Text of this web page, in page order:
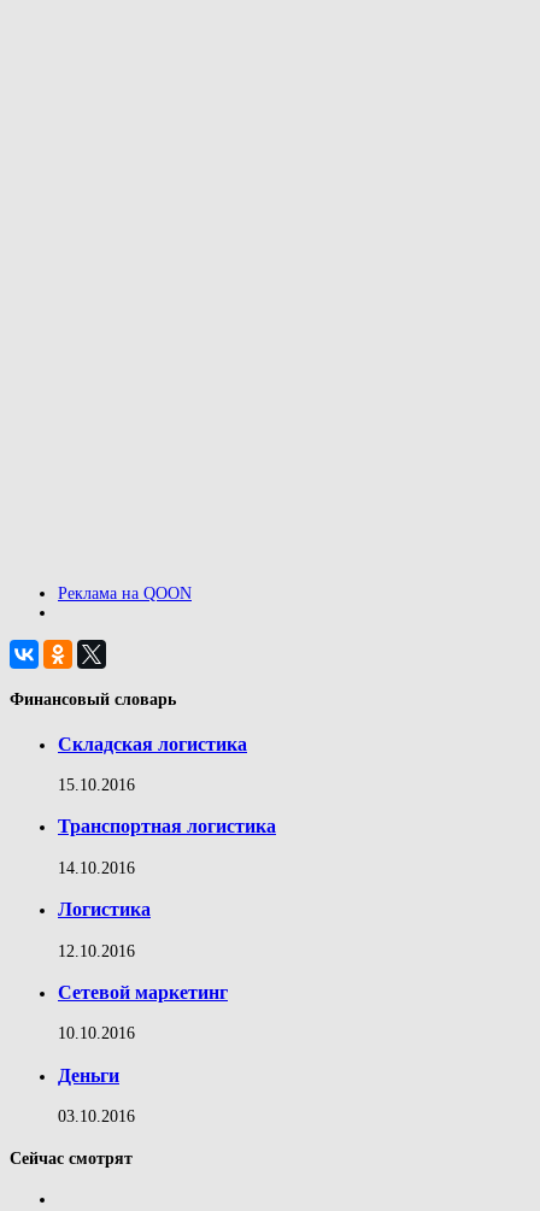
Реклама на QOON
Финансовый словарь
Складская логистика
15.10.2016
Транспортная логистика
14.10.2016
Логистика
12.10.2016
Сетевой маркетинг
10.10.2016
Деньги
03.10.2016
Сейчас смотрят